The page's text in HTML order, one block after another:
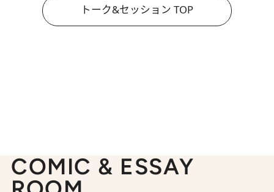
トーク&セッション TOP
COMIC & ESSAY